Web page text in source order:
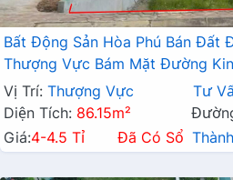
Bất Động Sản Hòa Phú Bán Đất
Thượng Vực Bám Mặt Đường
Vị Trí: Thượng Vực Tư
Diện Tích: 86.15m²
Giá:4-4.5 Tỉ Đã Có Sổ